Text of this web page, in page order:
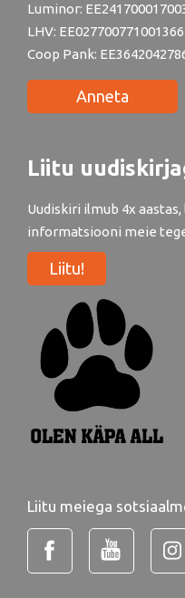
Luminor:
LHV:
Coop Pank:
Anneta
Liitu
Uudiskiri ilmub 4x
informatsiooni meie
Liitu!
Liitu meiega